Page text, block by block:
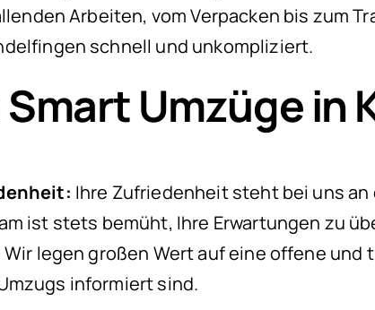
Arbeiten, vom Verpacken bis zum
schnell und unkompliziert.
Umzüge in
Ihre Zufriedenheit steht bei uns
ist stets bemüht, Ihre Erwartungen zu
legen großen Wert auf eine offene
informiert sind.